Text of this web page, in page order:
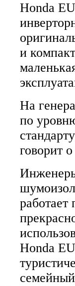
Honda
и
На
по
говорит
Honda